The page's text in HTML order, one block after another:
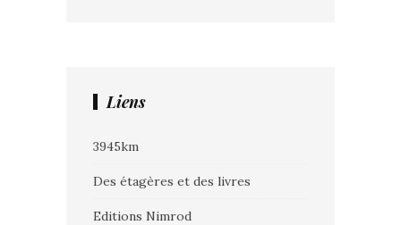
Liens
3945km
Des étagères et des livres
Editions Nimrod